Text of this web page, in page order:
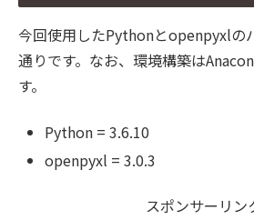
今回使用したPythonとopenpyxlの
通りです。なお、環境構築は
す。
Python = 3.6.10
openpyxl = 3.0.3
スポンサーリン